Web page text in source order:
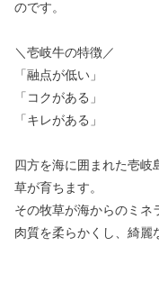
のです。
＼壱岐牛の特徴／
「融点が低い」
「コクがある」
「キレがある」
四方を海に囲まれた壱
草が育ちます。
その牧草が海からのミネ
肉質を柔らかくし、綺麗